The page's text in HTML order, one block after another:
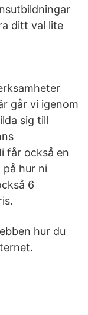
ditt val lite
går vi igenom
sig till
får också en
hur ni
6
hur du